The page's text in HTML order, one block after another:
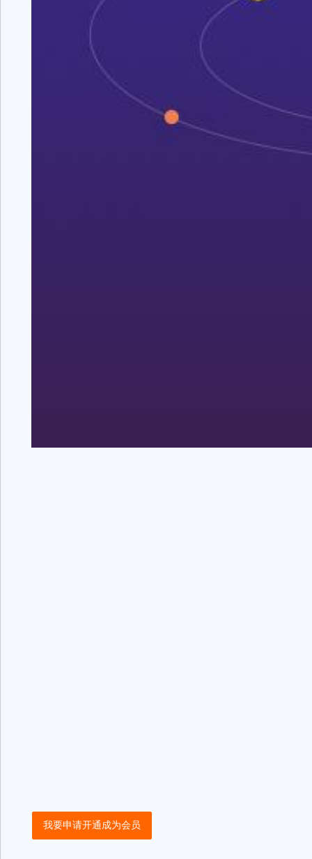
我要申请开通成为会员